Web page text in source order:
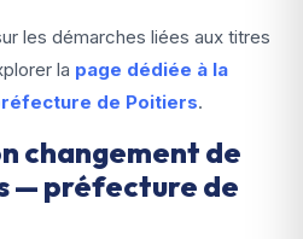
les démarches liées aux titres
la page dédiée à la
de Poitiers.
changement de
— préfecture de